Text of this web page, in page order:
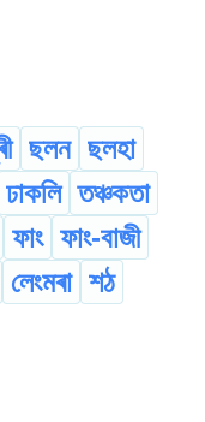
ছলন ছলহা
ঢাকলি তঞ্চকতা
ফাং ফাং-বাজী
লেংমৰা শঠ